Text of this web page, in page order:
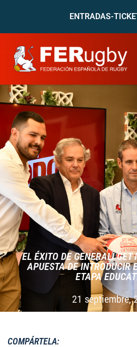
ENTRADAS-
EL ÉXITO DE GENERALI GET
APUESTA DE INTRODUCIR
ETAPA
21 septiembre,
COMPÁRTELA: